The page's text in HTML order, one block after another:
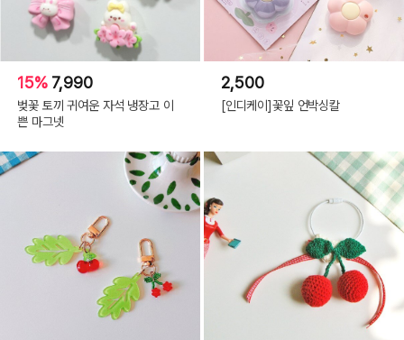
15% 7,990
벚꽃 토끼 귀여운 자석 냉장고 이
쁜 마그넷
2,500
[인디케이]꽃잎 언박싱칼